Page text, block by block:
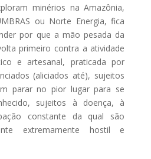
minérios na Amazônia,
ou Norte Energia, fica
por que a mão pesada da
primeiro contra a atividade
e artesanal, praticada por
(aliciados até), sujeitos
parar no pior lugar para se
sujeitos à doença, à
constante da qual são
extremamente hostil e